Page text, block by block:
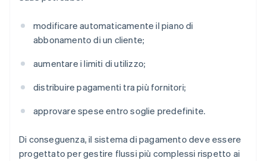
modificare automaticamente il piano di
abbonamento di un cliente;
aumentare i limiti di utilizzo;
distribuire pagamenti tra più fornitori;
approvare spese entro soglie predefinite.
Di conseguenza, il sistema di pagamento deve essere
progettato per gestire flussi più complessi rispetto ai